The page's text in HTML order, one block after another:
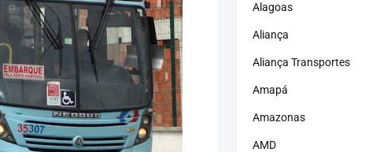
Alagoas
Aliança
Aliança Transportes
Amapá
Amazonas
AMD